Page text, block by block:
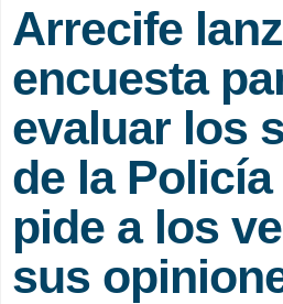
Arrecife
encuesta
evaluar los
de la
pide a los
sus